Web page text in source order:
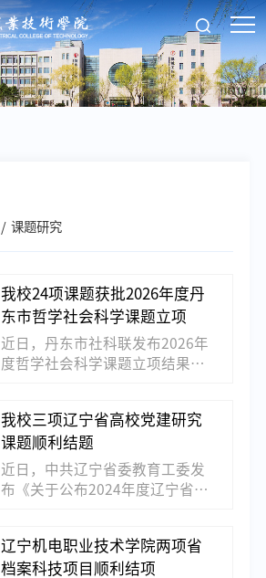
课题研究
我校24项课题获批2026年度丹
东市哲学社会科学课题立项
近日，丹东市社科联发布2026年
度哲学社会科学课题立项结果，
署，聚焦新质生产力培育、产教
融合、红色文化传承、跨境电
商、乡村振兴、边境文旅、高职
思政育人等地方发展重点议题，
值。长期以来，学校高度重视哲
学社会科学研究，引导教师立足
我校三项辽宁省高校党建研究
课题顺利结题
近日，中共辽宁省委教育工委发
布《关于公布2024年度辽宁省高
持的课题全部顺利通过结题验
收。长期以来，学校高度重视高
辽宁机电职业技术学院两项省
档案科技项目顺利结项